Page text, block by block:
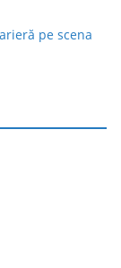
pe scena